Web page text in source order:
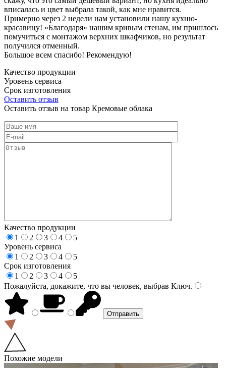
вписалась и цвет выбрала такой, как мне нравится.
Примерно через 2 недели нам установили нашу кухню-
красавицу! «Благодаря» нашим кривым стенам, им пришлось
помучиться с монтажом верхних шкафчиков, но результат
получился отменный.
Большое всем спасибо! Рекомендую!
Качество продукции
Уровень сервиса
Срок изготовления
Оставить отзыв
Оставить отзыв на товар Кремовые облака
Качество продукции
1
2 3 4
5
Уровень сервиса
1
2 3 4
5
Срок изготовления
1
2 3 4
5
Пожалуйста, докажите, что вы человек, выбрав Ключ.
Похожие модели